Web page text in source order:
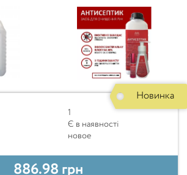
1
Є в наявності
новое
886.98 грн
Новинка